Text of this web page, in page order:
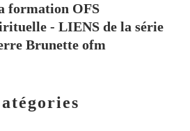
formation OFS
- LIENS de la série
Brunette ofm